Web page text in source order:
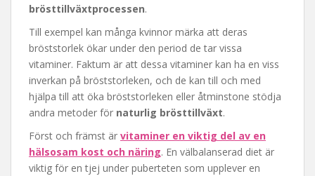
brösttillväxtprocessen.
Till exempel kan många kvinnor märka att deras
bröststorlek ökar under den period de tar vissa
vitaminer. Faktum är att dessa vitaminer kan ha en viss
inverkan på bröststorleken, och de kan till och med
hjälpa till att öka bröststorleken eller åtminstone stödja
andra metoder för naturlig brösttillväxt.
Först och främst är vitaminer en viktig del av en
hälsosam kost och näring. En välbalanserad diet är
viktig för en tjej under puberteten som upplever en